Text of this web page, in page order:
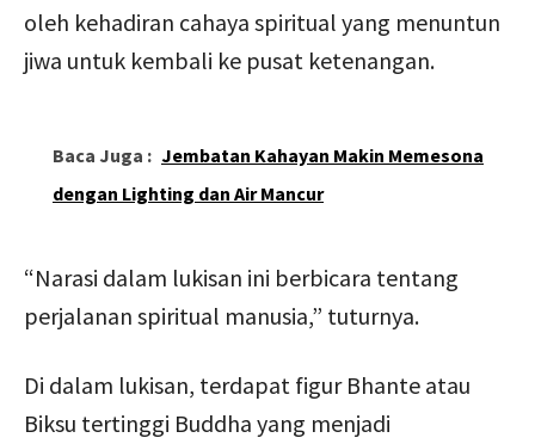
oleh kehadiran cahaya spiritual yang menuntun
jiwa untuk kembali ke pusat ketenangan.
Baca Juga : Jembatan Kahayan Makin Memesona
dengan Lighting dan Air Mancur
“Narasi dalam lukisan ini berbicara tentang
perjalanan spiritual manusia,” tuturnya.
Di dalam lukisan, terdapat figur Bhante atau
Biksu tertinggi Buddha yang menjadi